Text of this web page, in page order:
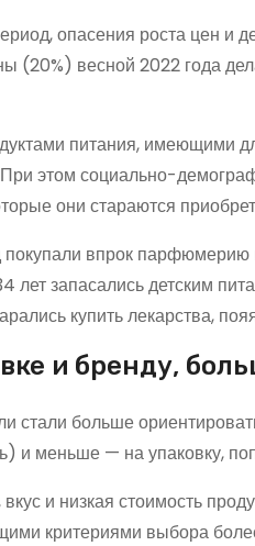
опасения роста цен
(20%) весной 2022 года
питания, имеющими
этом социально-
они стараются
впрок парфюмерию
лет запасались детским
купить лекарства,
и бренду,
стали больше
и меньше — на упаковку,
и низкая стоимость
критериями выбора